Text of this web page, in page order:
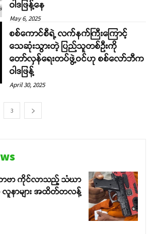
ဝါဒဖြန့်နေ
May 6, 2025
စစ်ကောင်စီရဲ့ လက်နက်ကြီးကြောင့်
သေဆုံးသွားတဲ့ ပြည်သူတစ်ဦးကို
တော်လှန်ရေးတပ်ဖွဲ့ဝင်ဟု စစ်လော်ဘီက
ဝါဒဖြန့်
April 30, 2025
3
ာဗာ ကိုင်လာသည့် သံဃာ
လူနာများ အထိတ်တလန့်